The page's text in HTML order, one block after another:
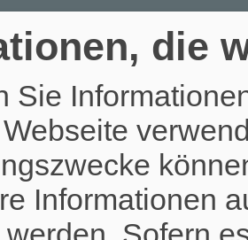
die
Sie
Informationen